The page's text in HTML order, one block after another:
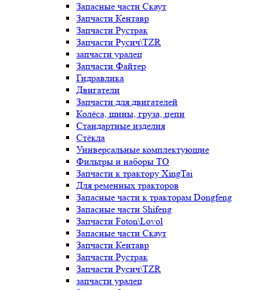
Запасные части Скаут
Запчасти Кентавр
Запчасти Рустрак
Запчасти Русич\TZR
запчасти уралец
Запчасти Файтер
Гидравлика
Двигатели
Запчасти для двигателей
Колёса, шины, груза, цепи
Стандартные изделия
Стёкла
Универсальные комплектующие
Фильтры и наборы ТО
Запчасти к трактору XingTai
Для ременных тракторов
Запасные части к тракторам Dongfeng
Запасные части Shifeng
Запчасти Foton\Lovol
Запасные части Скаут
Запчасти Кентавр
Запчасти Рустрак
Запчасти Русич\TZR
запчасти уралец